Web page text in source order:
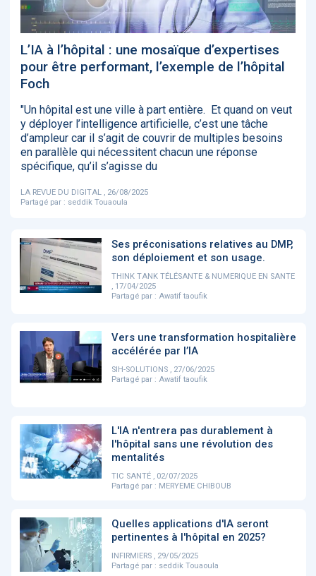
L’IA à l’hôpital : une mosaïque d’expertises
pour être performant, l’exemple de l’hôpital
Foch
"Un hôpital est une ville à part entière. Et quand on veut
y déployer l’intelligence artificielle, c’est une tâche
d’ampleur car il s’agit de couvrir de multiples besoins
en parallèle qui nécessitent chacun une réponse
spécifique, qu’il s’agisse du
LA REVUE DU DIGITAL , 26/08/2025
Partagé par : seddik Touaoula
Ses préconisations relatives au DMP,
son déploiement et son usage.
THINK TANK TÉLÉSANTE & NUMERIQUE EN SANTE
, 17/04/2025
Partagé par : Awatif taoufik
Vers une transformation hospitalière
accélérée par l’IA
SIH-SOLUTIONS , 27/06/2025
Partagé par : Awatif taoufik
L'IA n'entrera pas durablement à
l'hôpital sans une révolution des
mentalités
TIC SANTÉ , 02/07/2025
Partagé par : MERYEME CHIBOUB
Quelles applications d'IA seront
pertinentes à l'hôpital en 2025?
INFIRMIERS , 29/05/2025
Partagé par : seddik Touaoula
‹ 1 2 3 4 5 ›
ACTUALITÉS 2885
E-Santé : il est
temps de
procéder à une
grande
révolution en
FDA clears new
AI-powered
cardiac imaging
solution
Attention à
ChatGPT, ce
n’est qu’un
illusionniste du
‹ 1 2 3 4 5 ›
ApTeleCare H'ABILITY
‹ 1 2 3 4 5
Cancer du sein : de
nouvelles pistes pour des
"Le stéthoscope du 21ème
siècle": comment